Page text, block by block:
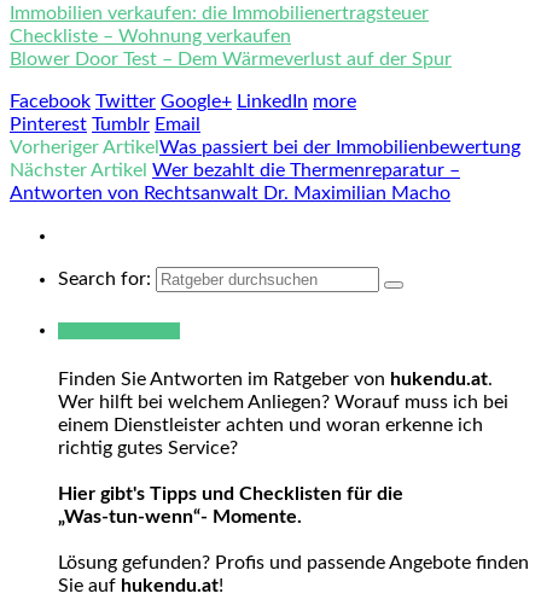
Immobilien verkaufen: die Immobilienertragsteuer
Checkliste – Wohnung verkaufen
Blower Door Test – Dem Wärmeverlust auf der Spur
Facebook Twitter Google+ LinkedIn more
Pinterest Tumblr Email
Vorheriger Artikel Was passiert bei der Immobilienbewertung
Nächster Artikel Wer bezahlt die Thermenreparatur –
Antworten von Rechtsanwalt Dr. Maximilian Macho
Search for:
Finden Sie Antworten im Ratgeber von hukendu.at.
Wer hilft bei welchem Anliegen? Worauf muss ich bei
einem Dienstleister achten und woran erkenne ich
richtig gutes Service?
Hier gibt's Tipps und Checklisten für die
„Was-tun-wenn“- Momente.
Lösung gefunden? Profis und passende Angebote finden
Sie auf hukendu.at!